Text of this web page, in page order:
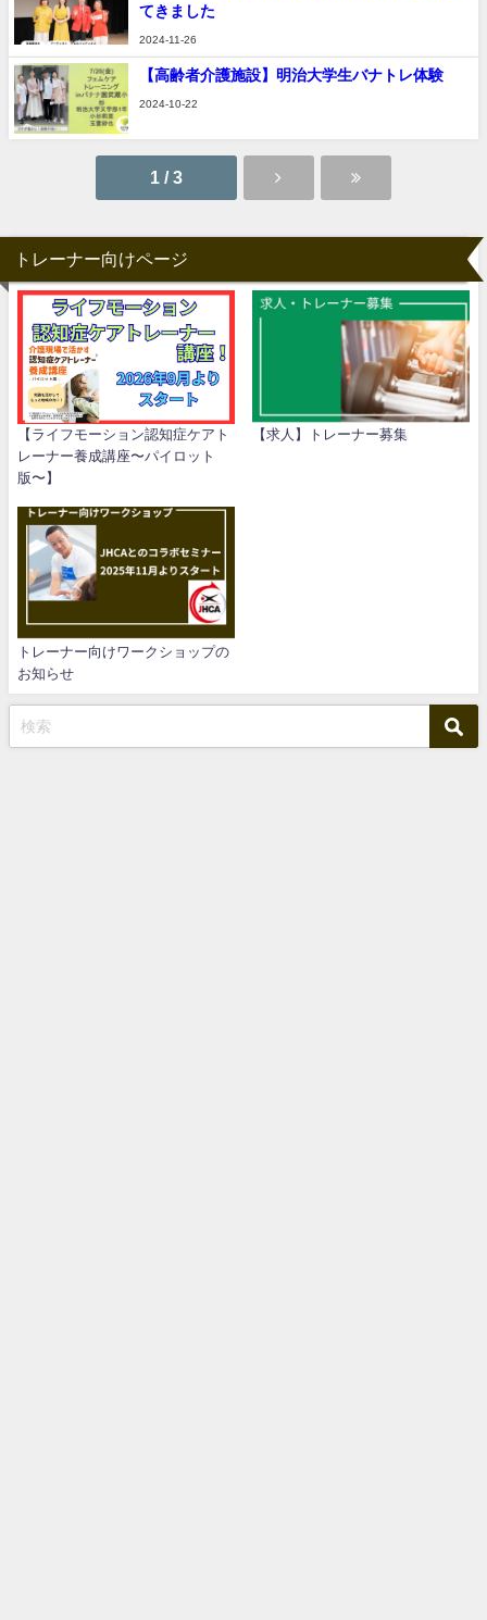
てきました
2024-11-26
【高齢者介護施設】明治大学生バナトレ体験
2024-10-22
1 / 3
トレーナー向けページ
【ライフモーション認知症ケアト
レーナー養成講座〜パイロット
版〜】
【求人】トレーナー募集
トレーナー向けワークショップの
お知らせ